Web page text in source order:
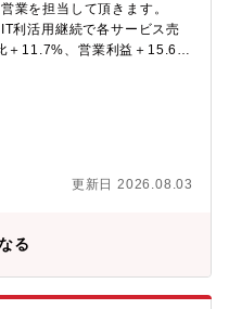
一気通貫で顧客の成功に貢
接やりとりをし、信頼・案
です。・複数のプロジェク
活かしつつ、新しい領域で
いった形態で共同事業開発
業を担当して頂きます。
利活用継続で各サービス売
＋11.7%、営業利益＋15.6%
ラウド基盤 「IIJ GIO」をベ
マネージドサービスやネッ
レーションから運用に至る
るソリューションを総合的
biz/omnibus/）
大手企業・官公庁を中心に
TOP10企業に対する浸透率
カンパニーがお客様となりま
の自社ITソリューションの
更新日 2026.08.03
る